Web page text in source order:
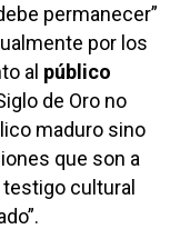
permanecer”
por los
al público
de Oro no
maduro sino
que son a
cultural